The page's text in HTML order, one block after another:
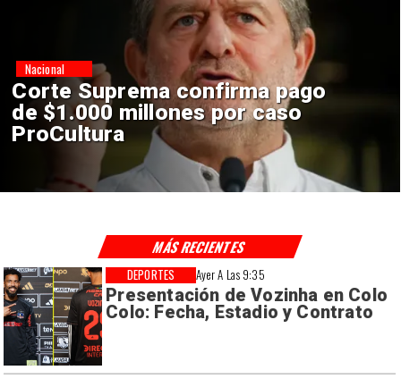
Codelco suspende
construcción de Andes Norte
en El Teniente por riesgos
sísmicos
Nacional
Ayer A Las 9:35
Presentación de Vozinha en Colo
Colo: Fecha, Estadio y Contrato
DEPORTES
MÁS RECIENTES